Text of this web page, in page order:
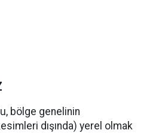
bölge genelinin
dışında) yerel olmak